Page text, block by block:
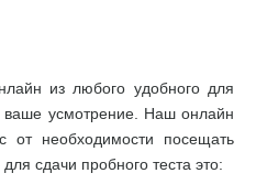
из любого удобного для
усмотрение. Наш онлайн
от необходимости посещать
сдачи пробного теста это: